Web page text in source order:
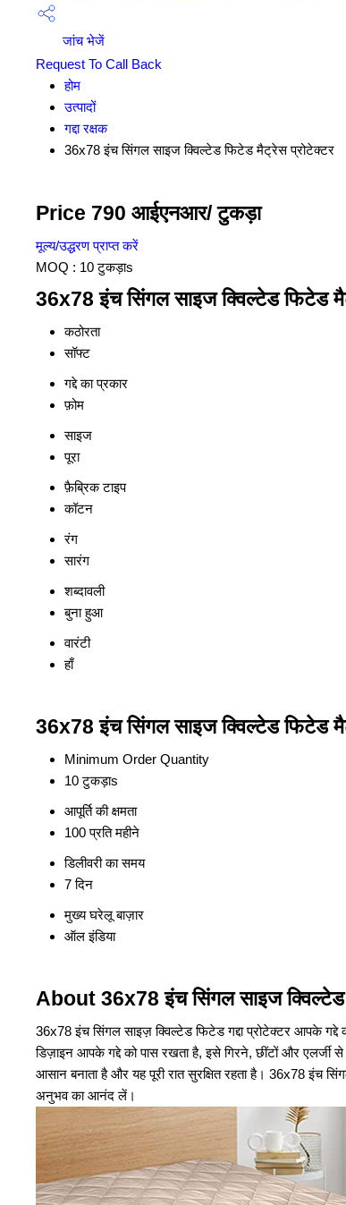
जांच भेजें
Request To Call Back
होम
उत्पादों
गद्दा रक्षक
36x78 इंच सिंगल साइज क्विल्टेड फिटेड मैट्रेस प्रोटेक्टर
Price 790 आईएनआर/ टुकड़ा
मूल्य/उद्धरण प्राप्त करें
MOQ : 10 टुकड़ाs
36x78 इंच सिंगल साइज क्विल्टेड फिटेड
कठोरता
सॉफ्ट
गद्दे का प्रकार
फ़ोम
साइज
पूरा
फ़ैब्रिक टाइप
कॉटन
रंग
सारंग
शब्दावली
बुना हुआ
वारंटी
हाँ
36x78 इंच सिंगल साइज क्विल्टेड फिटेड
Minimum Order Quantity
10 टुकड़ाs
आपूर्ति की क्षमता
100 प्रति महीने
डिलीवरी का समय
7 दिन
मुख्य घरेलू बाज़ार
ऑल इंडिया
About 36x78 इंच सिंगल साइज क्विल्टेड
36x78 इंच सिंगल साइज़ क्विल्टेड फिटेड गद्दा प्रोटेक्टर आपके गद्दे
डिज़ाइन आपके गद्दे को पास रखता है, इसे गिरने, छींटों और
आसान बनाता है और यह पूरी रात सुरक्षित रहता है। 36x78 इंच
अनुभव का आनंद लें।